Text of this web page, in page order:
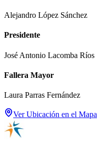
Alejandro López Sánchez
Presidente
José Antonio Lacomba Ríos
Fallera Mayor
Laura Parras Fernández
Ver Ubicación en el Mapa